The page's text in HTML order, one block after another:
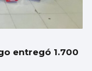
entregó 1.700